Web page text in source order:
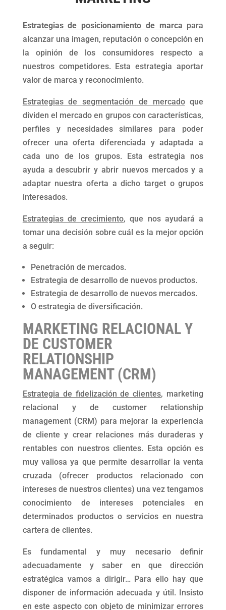
Estrategias de posicionamiento de marca para
alcanzar una imagen, reputación o concepción en
la opinión de los consumidores respecto a
nuestros competidores. Esta estrategia aportar
valor de marca y reconocimiento.
Estrategias de segmentación de mercadoque
dividen el mercado en grupos con características,
perfiles y necesidades similares para poder
ofrecer una oferta diferenciada y adaptada a
cada uno de los grupos. Esta estrategia nos
ayuda a descubrir y abrir nuevos mercados y a
adaptar nuestra oferta a dicho target o grupos
interesados.
Estrategias de crecimiento, que nos ayudará a
tomar una decisión sobre cuál es la mejor opción
a seguir:
Penetración de mercados.
Estrategia de desarrollo de nuevos productos.
Estrategia de desarrollo de nuevos mercados.
O estrategia de diversificación.
MARKETING RELACIONAL Y
DE CUSTOMER
RELATIONSHIP
MANAGEMENT (CRM)
Estrategia de fidelización de clientes, marketing
relacional y de customer relationship
management (CRM) para mejorar la experiencia
de cliente y crear relaciones más duraderas y
rentables con nuestros clientes. Esta opción es
muy valiosa ya que permite desarrollar la venta
cruzada (ofrecer productos relacionado con
intereses de nuestros clientes) una vez tengamos
conocimiento de intereses potenciales en
determinados productos o servicios en nuestra
cartera de clientes.
Es fundamental y muy necesario definir
adecuadamente y saber en que dirección
estratégica vamos a dirigir… Para ello hay que
disponer de información adecuada y útil. Insisto
en este aspecto con objeto de minimizar errores